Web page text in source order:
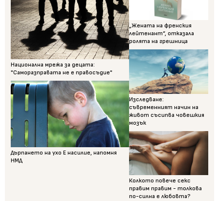
Национална мрежа за децата:
"Саморазправата не е правосъдие"
Дърпането на ухо Е насилие, напомня
НМД
„Жената на френския
лейтенант“, отказала
ролята на грешница
Изследване:
съвременният начин на
живот съсипва човешкия
мозък
Колкото повече секс
правим правим - толкова
по-силна е любовта?